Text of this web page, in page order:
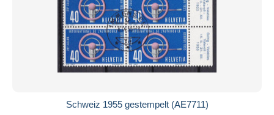
Schweiz 1955 gestempelt (AE7711)